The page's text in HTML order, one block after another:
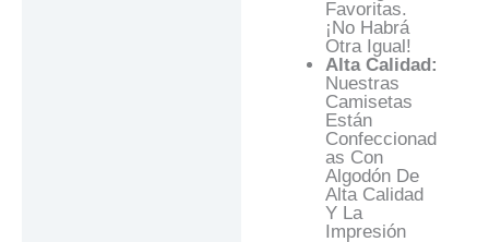
Favoritas.
¡No Habrá
Otra Igual!
Alta Calidad:
Nuestras
Camisetas
Están
Confeccionad
As Con
Algodón De
Alta Calidad
Y La
Impresión